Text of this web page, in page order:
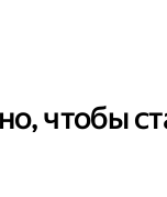
чтобы